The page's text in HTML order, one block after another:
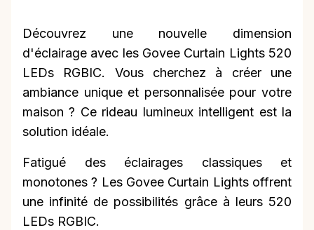
Découvrez une nouvelle dimension
d'éclairage avec les Govee Curtain Lights 520
LEDs RGBIC. Vous cherchez à créer une
ambiance unique et personnalisée pour votre
maison ? Ce rideau lumineux intelligent est la
solution idéale.
Fatigué des éclairages classiques et
monotones ? Les Govee Curtain Lights offrent
une infinité de possibilités grâce à leurs 520
LEDs RGBIC.